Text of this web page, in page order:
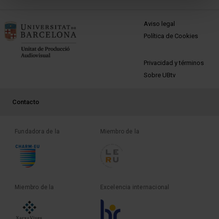
MENÚ PEU 1
Aviso legal
Política de Cookies
PEU 2
Privacidad y términos
Sobre UBtv
PEU 3
Contacto
Fundadora de la Miembro de la
Miembro de la Excelencia internacional